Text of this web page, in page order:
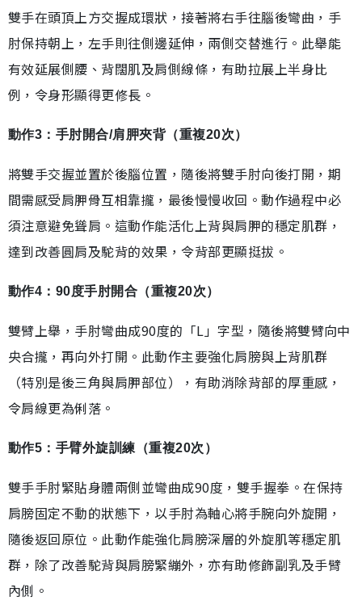
雙手在頭頂上方交握成環狀，接著將右手往腦後彎曲，手
肘保持朝上，左手則往側邊延伸，兩側交替進行。此舉能
有效延展側腰、背闊肌及肩側線條，有助拉展上半身比
例，令身形顯得更修長。
動作3：手肘開合/肩胛夾背（重複20次）
將雙手交握並置於後腦位置，隨後將雙手肘向後打開，期
間需感受肩胛骨互相靠攏，最後慢慢收回。動作過程中必
須注意避免聳肩。這動作能活化上背與肩胛的穩定肌群，
達到改善圓肩及駝背的效果，令背部更顯挺拔。
動作4：90度手肘開合（重複20次）
雙臂上舉，手肘彎曲成90度的「L」字型，隨後將雙臂向中
央合攏，再向外打開。此動作主要強化肩膀與上背肌群
（特別是後三角與肩胛部位），有助消除背部的厚重感，
令肩線更為俐落。
動作5：手臂外旋訓練（重複20次）
雙手手肘緊貼身體兩側並彎曲成90度，雙手握拳。在保持
肩膀固定不動的狀態下，以手肘為軸心將手腕向外旋開，
隨後返回原位。此動作能強化肩膀深層的外旋肌等穩定肌
群，除了改善駝背與肩膀緊繃外，亦有助修飾副乳及手臂
內側。